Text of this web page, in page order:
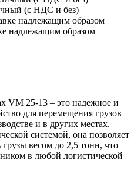
(с НДС и без)
надлежащим образом
VM 25-13 – это надежное и
для перемещения грузов
и в других местах.
системой, она позволяет
весом до 2,5 тонн, что
в любой логистической